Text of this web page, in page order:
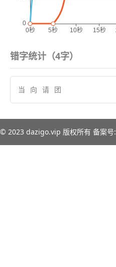
错字统计（4字）
当 向 请 团
© 2023 dazigo.vip 版权所有 备案号: